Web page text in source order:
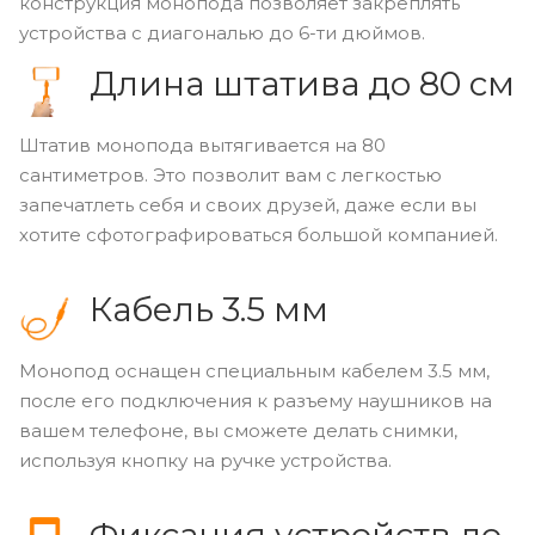
устройства с диагональю до 6-ти дюймов.
Длина штатива до 80 см
Штатив монопода вытягивается на 80
сантиметров. Это позволит вам с легкостью
запечатлеть себя и своих друзей, даже если вы
хотите сфотографироваться большой компанией.
Кабель 3.5 мм
Монопод оснащен специальным кабелем 3.5 мм,
после его подключения к разъему наушников на
вашем телефоне, вы сможете делать снимки,
используя кнопку на ручке устройства.